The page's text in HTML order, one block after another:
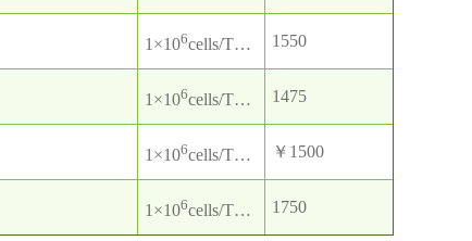
1×106cells/T25培养瓶 1550
1×106cells/T25培养瓶 1475
1×106cells/T25培养瓶 ￥1500
1×106cells/T25培养瓶 1750